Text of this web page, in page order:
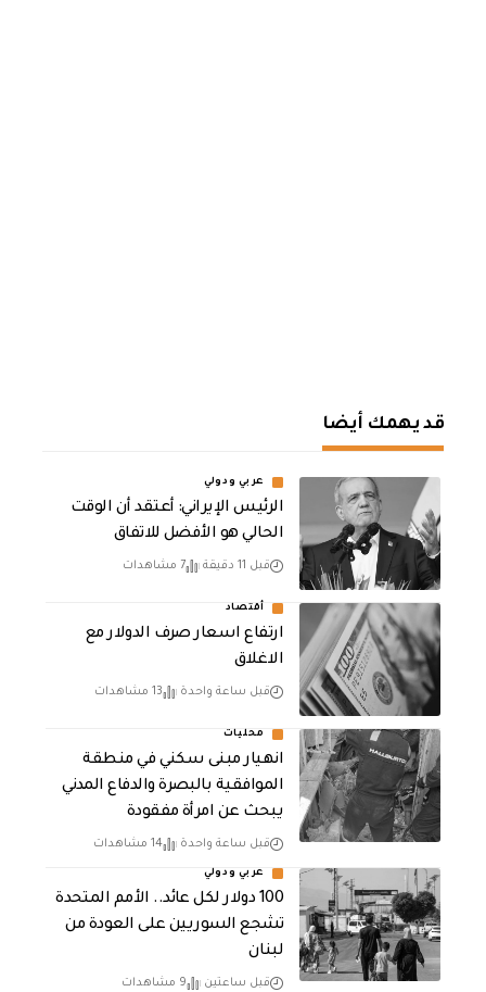
قد يهمك أيضا
عربي ودولي
الرئيس الإيراني: أعتقد أن الوقت
الحالي هو الأفضل للاتفاق
قبل 11 دقيقة 7 مشاهدات
أقتصاد
ارتفاع اسعار صرف الدولار مع
الاغلاق
قبل ساعة واحدة 13 مشاهدات
محليات
انهيار مبنى سكني في منطقة
الموافقية بالبصرة والدفاع المدني
يبحث عن امرأة مفقودة
قبل ساعة واحدة 14 مشاهدات
عربي ودولي
100 دولار لكل عائد.. الأمم المتحدة
تشجع السوريين على العودة من
لبنان
قبل ساعتين 9 مشاهدات